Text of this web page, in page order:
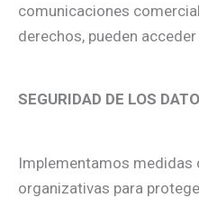
comunicaciones
derechos, pueden
SEGURIDAD DE LOS
Implementamos medidas
organizativas para